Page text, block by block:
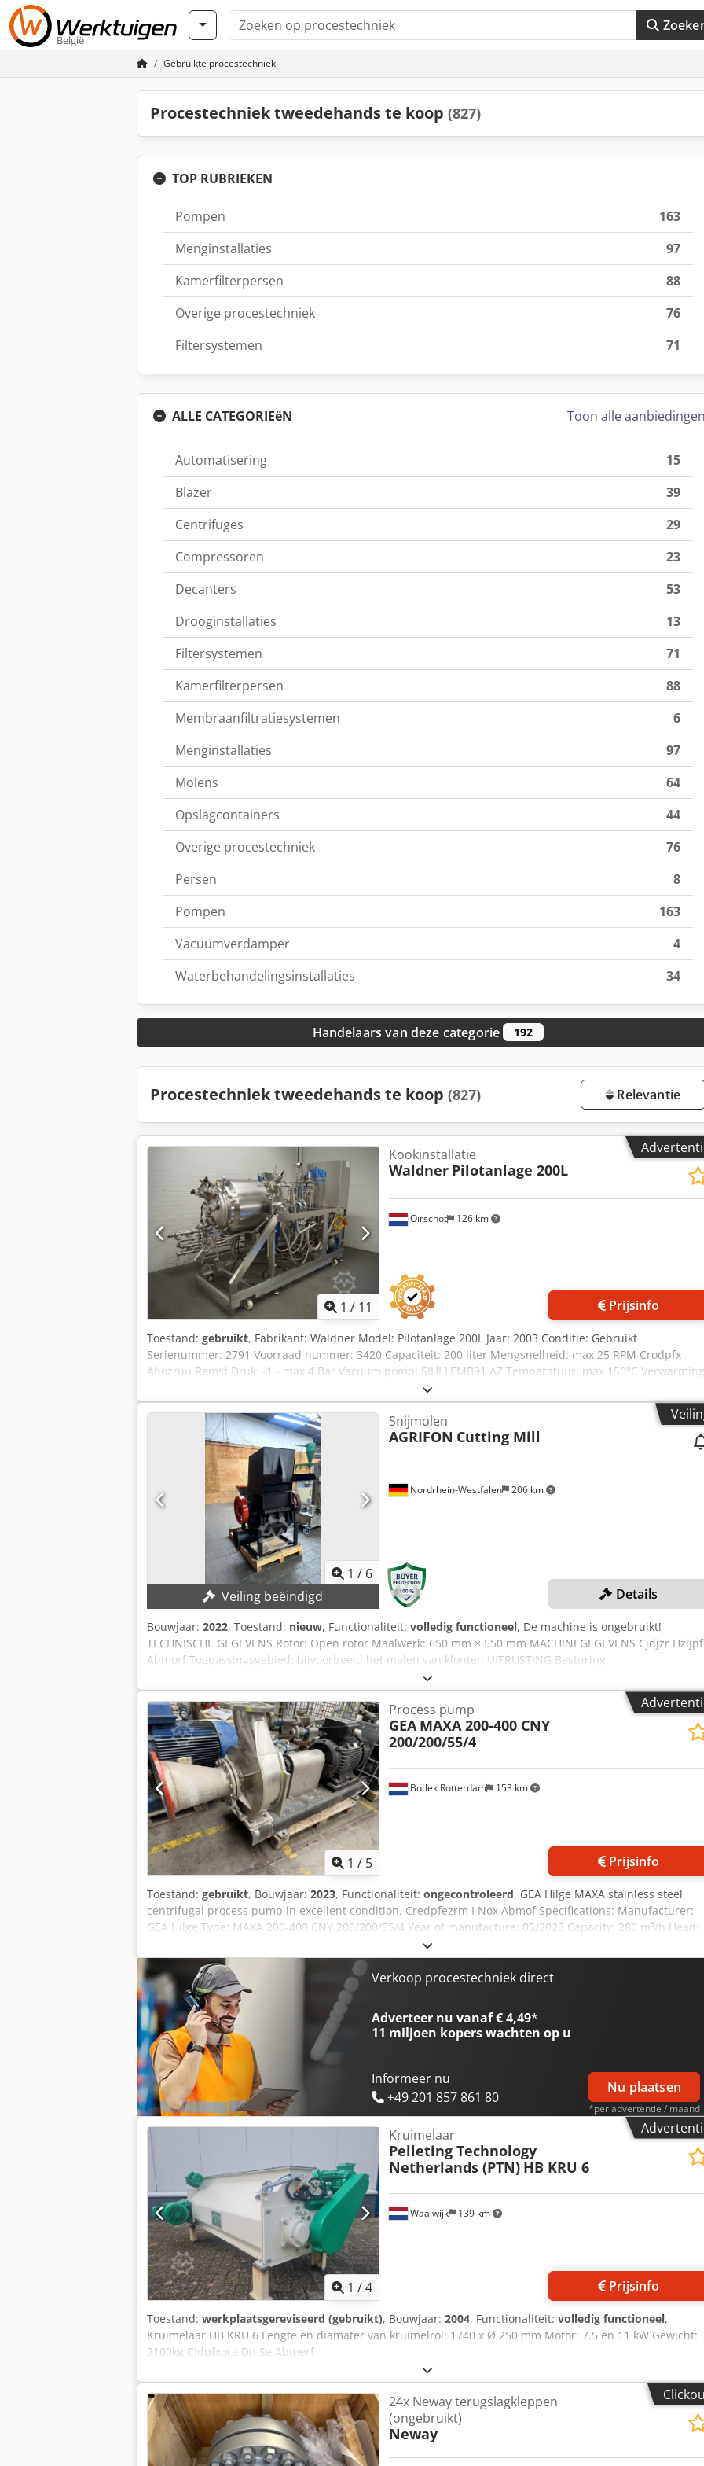
België
Gebruikte procestechniek
Procestechniek tweedehands te koop (827)
TOP RUBRIEKEN
Pompen
163
Menginstallaties
97
Kamerfilterpersen
88
Overige procestechniek
76
Filtersystemen
71
ALLE CATEGORIEëN Toon alle
Automatisering
15
Blazer
39
Centrifuges
29
Compressoren
23
Decanters
53
Drooginstallaties
13
Filtersystemen
71
Kamerfilterpersen
88
Membraanfiltratiesystemen
6
Menginstallaties
97
Molens
64
Opslagcontainers
44
Overige procestechniek
76
Persen
8
Pompen
163
Vacuümverdamper
4
Waterbehandelingsinstallaties
34
Handelaars van deze categorie 192
Procestechniek tweedehands te koop (827) Relevantie
1 / 11
Oirschot 126 km
Kookinstallatie
Waldner Pilotanlage 200L
Prijsinfo
Toestand: gebruikt, Fabrikant: Waldner Model: Pilotanlage 200L Jaar: 2003 Conditie: Gebruikt
Serienummer: 2791 Voorraad nummer: 3420 Capaciteit: 200 liter Mengsnelheid: max 25 RPM Crodpfx
Abozruu Remsf Druk: -1 - max 4 Bar Vacuum pomp: SIHI LEMB91 AZ Temperatuur: max 150°C
stoom, dubbelwandig en verwarmingsspiraal Perslucht: 6 - 10 bar Vermogen: 3 x 400V, 50Hz, 4kW
Afmetingen: 2900 x 1300 x 2300 mm Gewicht: 1200 kg Horizontale kookinstallatie voor koken onder druk,
met vacuüm en CIP-systeem
1 / 6
Veiling beëindigd
Nordrhein-Westfalen 206 km
Snijmolen
AGRIFON Cutting Mill
Details
Bouwjaar: 2022, Toestand: nieuw, Functionaliteit: volledig functioneel, De machine is ongebruikt!
TECHNISCHE GEGEVENS Rotor: Open rotor Maalwerk: 650 mm × 550 mm MACHINEGEGEVENS Cjdjzr
Abmorf Toepassingsgebied: bijvoorbeeld het malen van klonten UITRUSTING Besturing
Reserveonderdelen kunnen tegen een meerprijs worden geleverd.
1 / 5
Botlek Rotterdam 153 km
Process pump
GEA MAXA 200-400 CNY
200/200/55/4
Prijsinfo
Toestand: gebruikt, Bouwjaar: 2023, Functionaliteit: ongecontroleerd, GEA Hilge MAXA stainless steel
centrifugal process pump in excellent condition. Credpfezrm I Nox Abmof Specifications: Manufacturer:
GEA Hilge Type: MAXA 200-400 CNY 200/200/55/4 Year of manufacture: 05/2023 Capacity: 280 m³/h Head:
20 m Motor power: 55 kW Siemens IE3 electric motor Speed: 1,450 rpm Stainless steel pump housing
Complete plug-in unit with motor, coupling and base frame Suitable for food, beverage, dairy,
pharmaceutical and chemical industries The pump is sold as is, where is, without warranty. Delivery:
Rotterdam, The Netherlands, loaded onto your truck. Inspection is possible by appointment.
Verkoop procestechniek direct
Adverteer nu vanaf € 4,49*
11 miljoen koperswachten op u
Informeer nu
+49 201 857 861 80
Nu plaatsen
*per advertentie / maand
1 /4
Waalwijk 139 km
Kruimelaar
Pelleting Technology
Netherlands (PTN) HB KRU 6
Prijsinfo
Toestand: werkplaatsgereviseerd (gebruikt), Bouwjaar: 2004, Functionaliteit: volledig functioneel,
Kruimelaar HB KRU 6 Lengte en diamater van kruimelrol: 1740 x Ø 250 mm Motor: 7.5 en 11 kW Gewicht:
2100kg Cjdpfxora Dn Se Abmerf
24x Neway terugslagkleppen
(ongebruikt)
Neway